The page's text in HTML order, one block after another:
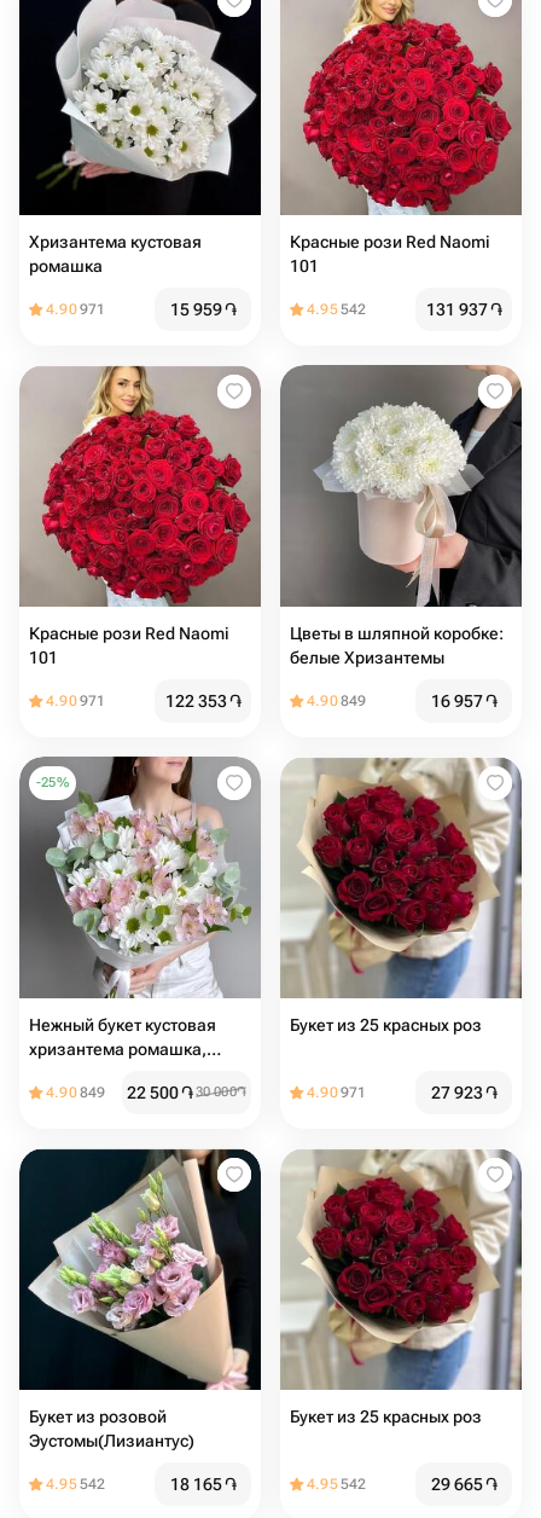
Хризантема кустовая
ромашка
4.90971 15 959֏
Красные рози Red Naomi
101
4.95542 131 937֏
Красные рози Red Naomi
101
4.90971 122 353֏
Цвeты в шляпной коробке:
белые Хризантемы
4.90849 16 957֏
-25%
Нежный букет кустовая
хризантема ромашка,
4.90849 22 500֏30 000֏
Букет из 25 красных роз
4.90971 27 923֏
Букет из розовой
Эустомы(Лизиантус)
4.95542 18 165֏
Букет из 25 красных роз
4.95542 29 665֏